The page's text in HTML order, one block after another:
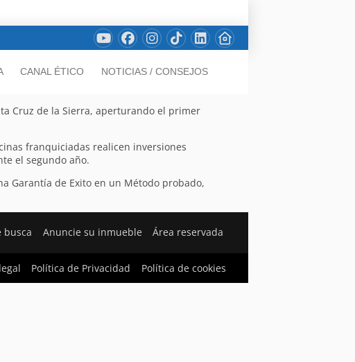
CANAL ÉTICO NOTICIAS / CONSEJOS
Cruz de la Sierra, aperturando el primer
franquiciadas realicen inversiones
el segundo año.
Garantía de Exito en un Método probado,
busca Anuncie su inmueble Área reservada
Política de Privacidad Política de cookies